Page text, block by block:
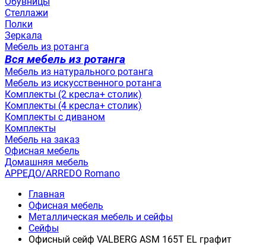
Стеллажи
Полки
Зеркала
Мебель из ротанга
Вся мебель из ротанга
Мебель из натурального ротанга
Мебель из искусственного ротанга
Комплекты (2 кресла+ столик)
Комплекты (4 кресла+ столик)
Комплекты с диваном
Комплекты
Мебель на заказ
Офисная мебель
Домашняя мебель
АРРЕДО/ARREDO Romano
Главная
Офисная мебель
Металлическая мебель и сейфы
Сейфы
Офисный сейф VALBERG ASM 165T EL графит